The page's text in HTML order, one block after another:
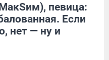
певица:
Если
нет — ну и